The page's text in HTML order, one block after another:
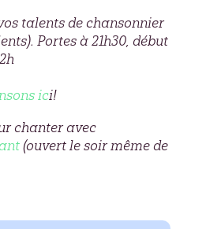
talents de chansonnier
Portes à 21h30, début
ici!
chanter avec
(ouvert le soir même de